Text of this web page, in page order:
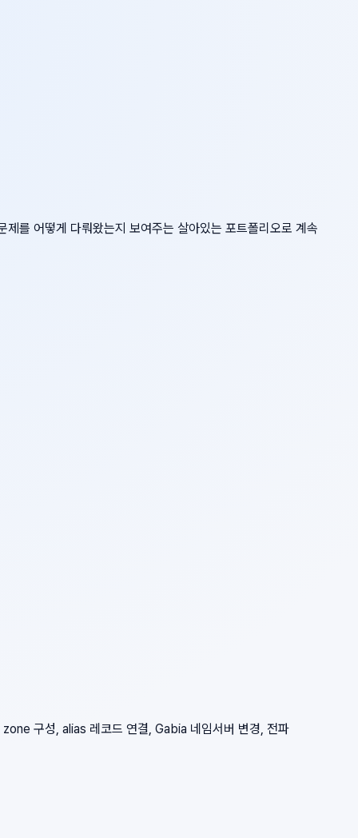
를 어떻게 다뤄왔는지 보여주는 살아있는 포트폴리오로 계속
구성, alias 레코드 연결, Gabia 네임서버 변경, 전파